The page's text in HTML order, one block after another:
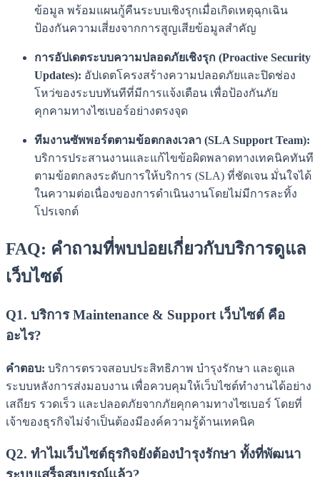
ข้อมูล พร้อมแผนกู้คืนระบบเชิงรุกเมื่อเกิดเหตุฉุกเฉิน
ป้องกันความเสี่ยงจากการสูญเสียข้อมูลสำคัญ
การอัปเดตระบบความปลอดภัยเชิงรุก (Proactive Security
Updates): อัปเดตโครงสร้างความปลอดภัยและปิดช่อง
โหว่ของระบบทันทีที่มีการแจ้งเตือน เพื่อป้องกันภัย
คุกคามทางไซเบอร์อย่างตรงจุด
ทีมงานซัพพอร์ตตามข้อตกลงเวลา (SLA Support Team):
บริการประสานงานและแก้ไขข้อผิดพลาดทางเทคนิคทันที
ตามข้อตกลงระดับการให้บริการ (SLA) ที่ชัดเจน มั่นใจได้
ในความต่อเนื่องของการดำเนินงานโดยไม่มีการละทิ้ง
โปรเจกต์
FAQ: คำถามที่พบบ่อยเกี่ยวกับบริการดูแล
เว็บไซต์
Q1. บริการ Maintenance & Support เว็บไซต์ คือ
อะไร?
คำตอบ: บริการตรวจสอบประสิทธิภาพ บำรุงรักษา และดูแล
ระบบหลังการส่งมอบงาน เพื่อควบคุมให้เว็บไซต์ทำงานได้อย่าง
เสถียร รวดเร็ว และปลอดภัยจากภัยคุกคามทางไซเบอร์ โดยที่
เจ้าของธุรกิจไม่จำเป็นต้องมีองค์ความรู้ด้านเทคนิค
Q2. ทำไมเว็บไซต์ธุรกิจยังต้องบำรุงรักษา ทั้งที่พัฒนา